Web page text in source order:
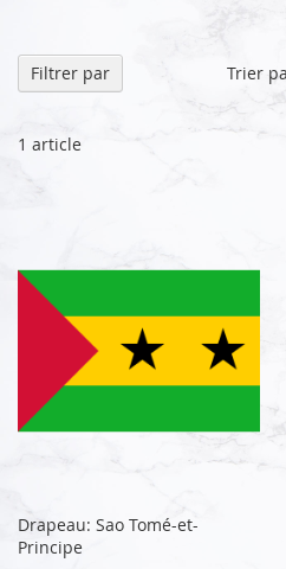
1 article
Trier
Drapeau: Sao Tomé-et-
Principe
Filtrer par